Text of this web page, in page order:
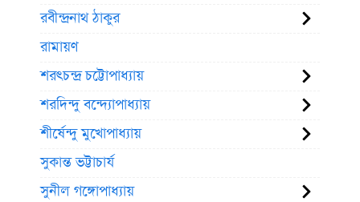
রবীন্দ্রনাথ ঠাকুর
রামায়ণ
শরৎচন্দ্র চট্টোপাধ্যায়
শরদিন্দু বন্দ্যোপাধ্যায়
শীর্ষেন্দু মুখোপাধ্যায়
সুকান্ত ভট্টাচার্য
সুনীল গঙ্গোপাধ্যায়